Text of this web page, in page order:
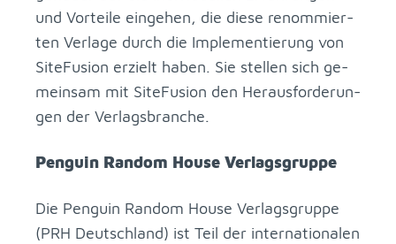
und Vor­tei­le ein­ge­hen, die die­se re­nom­mier­
ten Ver­la­ge durch die Im­ple­men­tie­rung von
Site­Fu­si­on er­zielt ha­ben. Sie stel­len sich ge­
mein­sam mit Site­Fu­si­on den Her­aus­for­de­run­
gen der Ver­lags­bran­che.
Pen­gu­in Ran­dom Hou­se Ver­lags­grup­pe
Die Pen­gu­in Ran­dom Hou­se Ver­lags­grup­pe
(PRH Deutsch­land) ist Teil der in­ter­na­tio­na­len